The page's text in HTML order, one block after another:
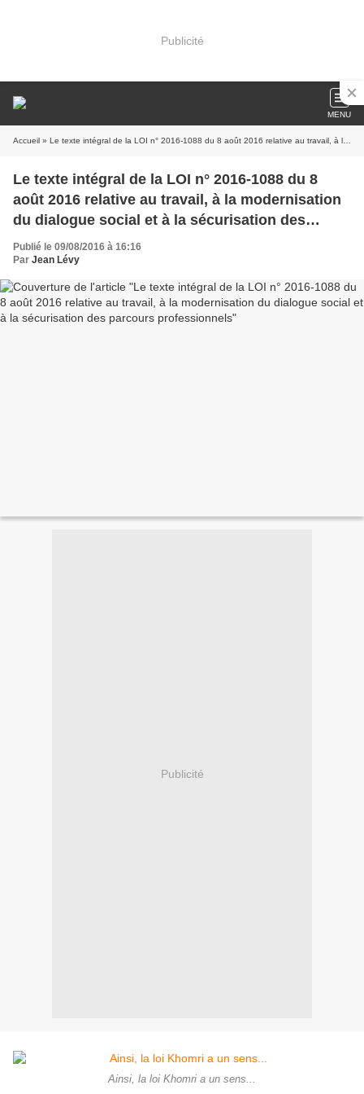
Publicité
MENU
Accueil » Le texte intégral de la LOI n° 2016-1088 du 8 août 2016 relative au travail, à la modernisation du dialogue social et à la sécurisation des parcours professionnels
Le texte intégral de la LOI n° 2016-1088 du 8
août 2016 relative au travail, à la modernisation
du dialogue social et à la sécurisation des
parcours professionnels
Publié le 09/08/2016 à 16:16
Par Jean Lévy
Publicité
Ainsi, la loi Khomri a un sens...